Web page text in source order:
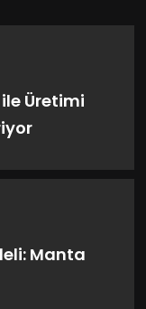
ile Üretimi
Manta